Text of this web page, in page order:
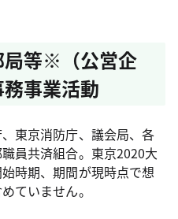
等※（公営企
事業活動
東京消防庁、議会局、各
員共済組合。東京2020大
時期、期間が現時点で想
ていません。